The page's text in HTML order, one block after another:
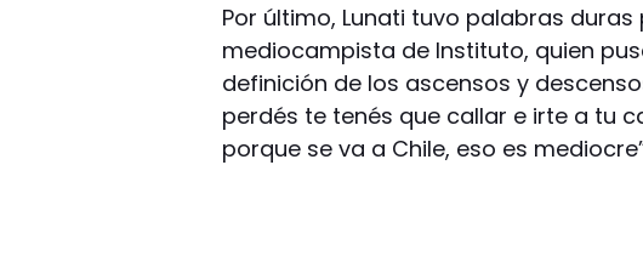
Por último, Lunati tuvo palabras duras
mediocampista de Instituto, quien
definición de los ascensos y
perdés te tenés que callar e irte a tu
porque se va a Chile, eso es